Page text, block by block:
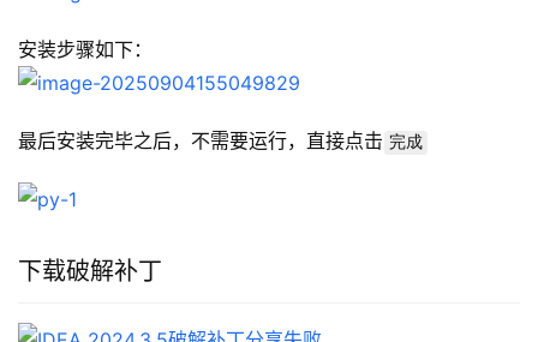
安装步骤如下：
最后安装完毕之后，不需要运行，直接点击 完成
下载破解补丁